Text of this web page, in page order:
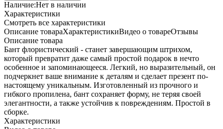
Наличие:Нет в наличии
Характеристики
Cмотреть все характеристики
Описание товараХарактеристикиВидео о товареОтзывы
Описание товара
Бант флористический - станет завершающим штрихом,
который превратит даже самый простой подарок в нечто
особенное и запоминающееся. Легкий, но выразительный, он
подчеркнет ваше внимание к деталям и сделает презент по-
настоящему уникальным. Изготовленный из прочного и
гибкого пропилена, бант сохраняет форму, не теряя своей
элегантности, а также устойчив к повреждениям. Простой в
сборке.
Характеристики